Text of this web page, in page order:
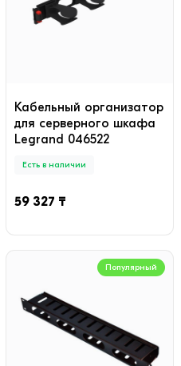
Кабельный организатор
для серверного шкафа
Legrand 046522
Есть в наличии
59 327 ₸
Популярный